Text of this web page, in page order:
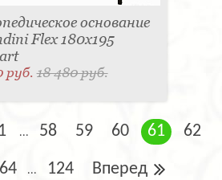
основание
Flex 180x195
руб.18 480 руб.
1 ... 58 59 60 61 62
64 ... 124 Вперед